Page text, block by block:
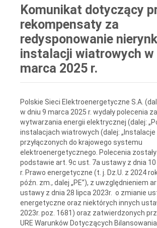
Komunikat dotyczący
rekompensaty za
redysponowanie
instalacji wiatrowych w
marca 2025 r.
Polskie Sieci Elektroenergetyczne S.A.
w dniu 9 marca 2025 r. wydały polecenia
wytwarzania energii elektrycznej (dalej:
instalacjach wiatrowych (dalej: „Instalacje
przyłączonych do krajowego systemu
elektroenergetycznego. Polecenia
podstawie art. 9c ust. 7a ustawy z dnia
r. Prawo energetyczne (t. j. Dz.U. z 2024
późn. zm., dalej „PE”), z uwzględnieniem
ustawy z dnia 28 lipca 2023r. o zmianie
energetyczne oraz niektórych innych
2023r. poz. 1681) oraz zatwierdzonych
URE Warunków Dotyczących